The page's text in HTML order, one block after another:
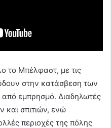
το Μπέλφαστ, με τις
στην κατάσβεση των
εμπρησμό. Διαδηλωτές
σπιτιών, ενώ
περιοχές της πόλης